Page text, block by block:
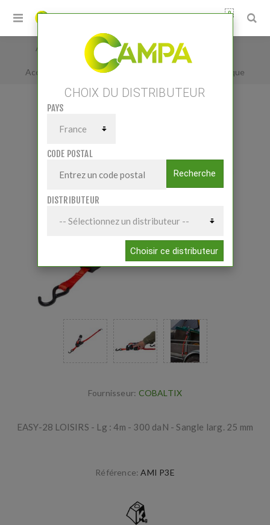
0
Accueil Petits matériels / Matériel Atelier
Acc. Atelier Sangle à cliquet à enrouleur automatique
SANGLE À CLIQUET À ENROULEUR
AUTOMATIQUE
Fournisseur: COBALTIX
EASY-28 LOISIRS - Lg : 4m - 300 daN - Sangle larg. 25 mm
Référence: AMI P3E
CHOIX DU DISTRIBUTEUR
PAYS
CODE POSTAL
Recherche
DISTRIBUTEUR
Choisir ce distributeur